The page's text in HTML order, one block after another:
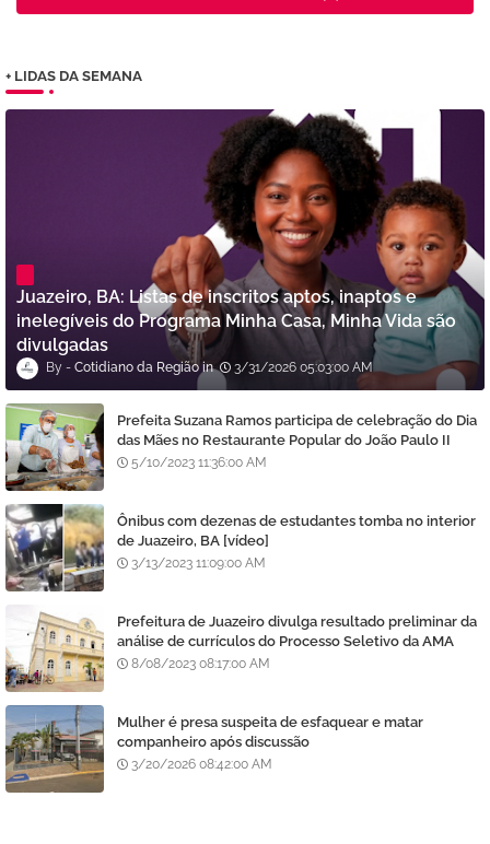
+ LIDAS DA SEMANA
Juazeiro, BA: Listas de inscritos aptos, inaptos e
inelegíveis do Programa Minha Casa, Minha Vida são
divulgadas
Cotidiano da Região 3/31/2026 05:03:00 AM
Prefeita Suzana Ramos participa de celebração do Dia
das Mães no Restaurante Popular do João Paulo II
5/10/2023 11:36:00 AM
Ônibus com dezenas de estudantes tomba no interior
de Juazeiro, BA [vídeo]
3/13/2023 11:09:00 AM
Prefeitura de Juazeiro divulga resultado preliminar da
análise de currículos do Processo Seletivo da AMA
8/08/2023 08:17:00 AM
Mulher é presa suspeita de esfaquear e matar
companheiro após discussão
3/20/2026 08:42:00 AM